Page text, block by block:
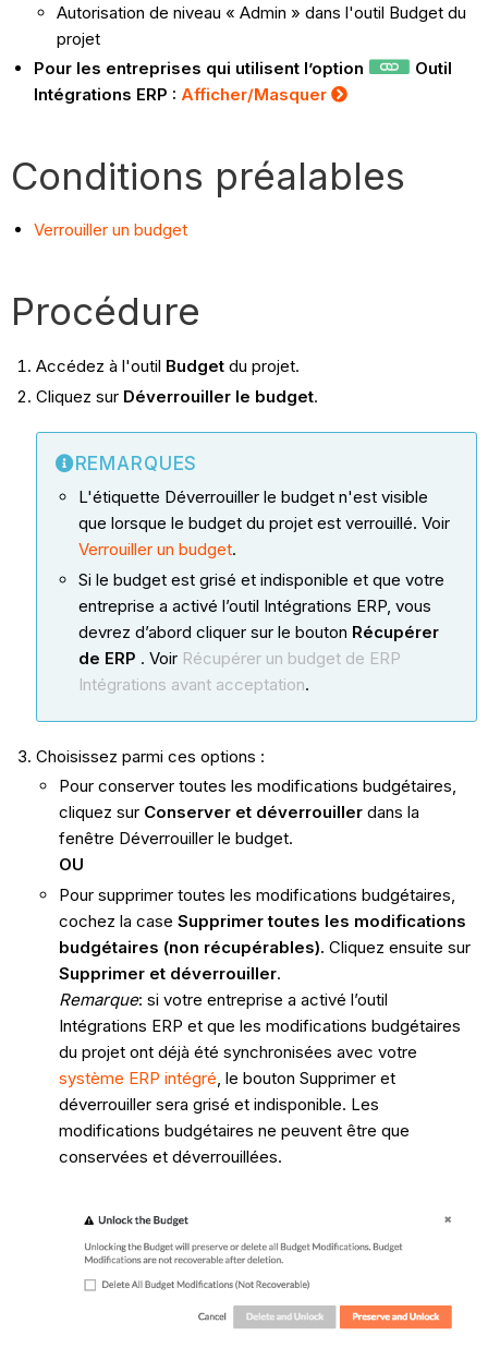
Autorisation de niveau « Admin » dans l'outil Budget du
projet
Pour les entreprises qui utilisent l’option
Outil
Intégrations ERP : Afficher/Masquer
Conditions préalables
Verrouiller un budget
Procédure
Accédez à l'outil Budgetdu projet.
Cliquez sur Déverrouiller le budget.
REMARQUES
L'étiquette Déverrouiller le budget n'est visible
que lorsque le budget du projet est verrouillé. Voir
Verrouiller un budget.
Si le budget est grisé et indisponible et que votre
entreprise a activé l’outil Intégrations ERP, vous
devrez d’abord cliquer sur le bouton Récupérer
de ERP . Voir Récupérer un budget de ERP
Intégrations avant acceptation.
Choisissez parmi ces options :
Pour conserver toutes les modifications budgétaires,
cliquez sur Conserver et déverrouillerdans la
fenêtre Déverrouiller le budget.
OU
Pour supprimer toutes les modifications budgétaires,
cochez la case Supprimer toutes les modifications
budgétaires (non récupérables). Cliquez ensuite sur
Supprimer et déverrouiller.
Remarque: si votre entreprise a activé l’outil
Intégrations ERP et que les modifications budgétaires
du projet ont déjà été synchronisées avec votre
système ERP intégré, le bouton Supprimer et
déverrouiller sera grisé et indisponible. Les
modifications budgétaires ne peuvent être que
conservées et déverrouillées.